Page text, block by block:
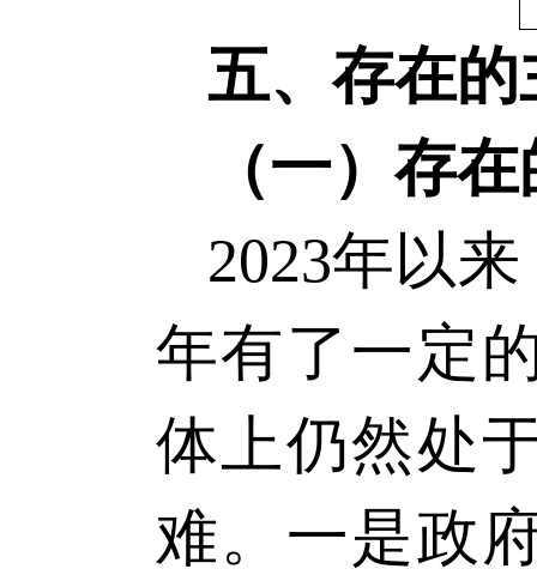
五、存在
（一）存
2023年以来
年有了一定
体上仍然处
难。一是政